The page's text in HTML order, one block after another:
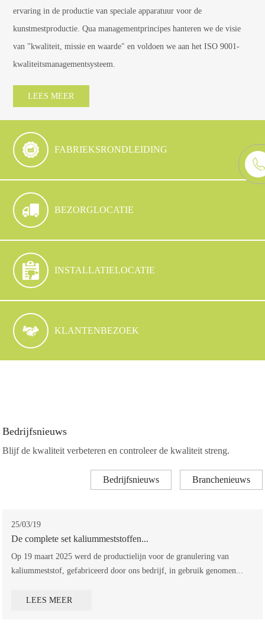
ervaring in de productie van speciale apparatuur voor de
kunstmestproductie. Qua managementprincipes hanteren we de visie
van "kwaliteit, missie en waarde" en voldoen we aan het ISO 9001-
kwaliteitsmanagementsysteem.
LEES MEER
FABRIEKSRONDLEIDING
BEZORGLOCATIE
INSTALLATIELOCATIE
KLANTENBEZOEK
Bedrijfsnieuws
Blijf de kwaliteit verbeteren en controleer de kwaliteit streng.
Bedrijfsnieuws Branchenieuws
25/03/19
De complete set kaliummeststoffen...
Op 19 maart 2025 werd de productielijn voor de granulering van
kaliummeststof, gefabriceerd door ons bedrijf, in gebruik genomen...
LEES MEER